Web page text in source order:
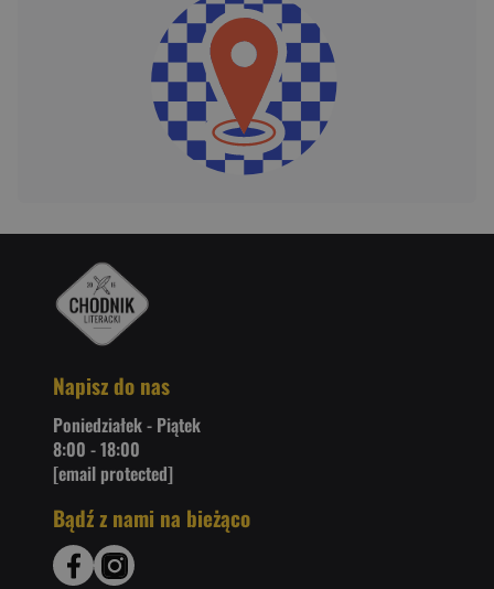
Napisz do nas
Poniedziałek - Piątek
8:00 - 18:00
[email protected]
Bądź z nami na bieżąco